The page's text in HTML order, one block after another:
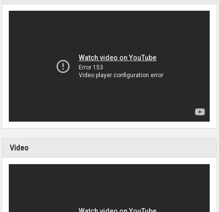
Video